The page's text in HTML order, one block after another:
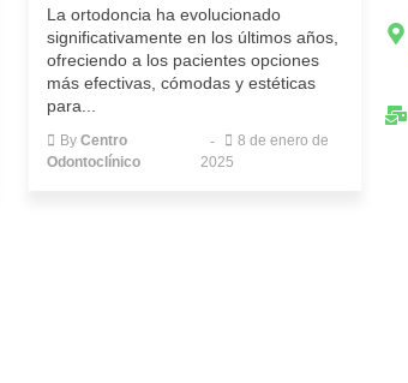
La ortodoncia ha evolucionado
significativamente en los últimos años,
ofreciendo a los pacientes opciones
más efectivas, cómodas y estéticas
para...
By Centro
Odontoclínico
8 de enero de
2025